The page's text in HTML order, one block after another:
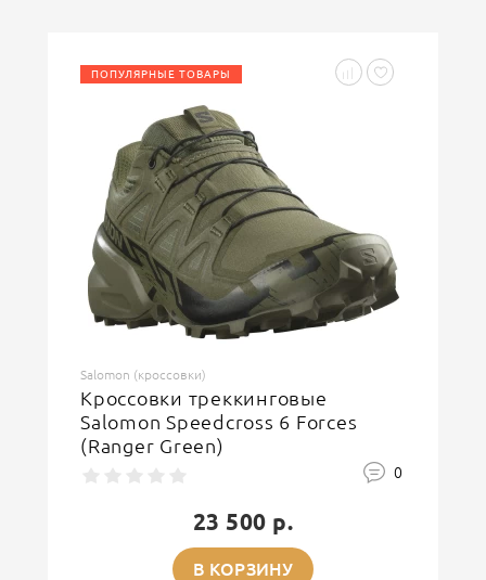
ОСТАВИТЬ ОТЗЫВ
ПОПУЛЯРНЫЕ ТОВАРЫ
Salomon (кроссовки)
Кроссовки треккинговые
Salomon Speedcross 6 Forces
(Ranger Green)
0
23 500 р.
В КОРЗИНУ